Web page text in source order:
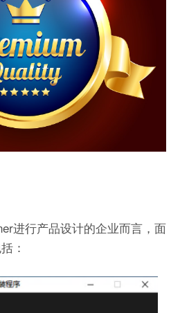
进行产品设计的企业而言，面
：